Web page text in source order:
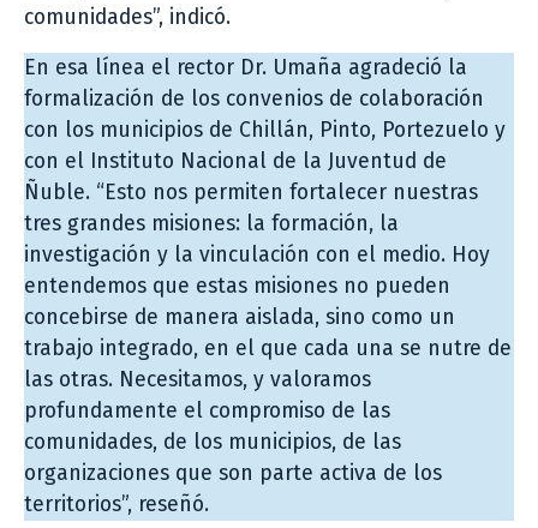
comunidades”, indicó.
En esa línea el rector Dr. Umaña agradeció la
formalización de los convenios de colaboración
con los municipios de Chillán, Pinto, Portezuelo y
con el Instituto Nacional de la Juventud de
Ñuble. “Esto nos permiten fortalecer nuestras
tres grandes misiones: la formación, la
investigación y la vinculación con el medio. Hoy
entendemos que estas misiones no pueden
concebirse de manera aislada, sino como un
trabajo integrado, en el que cada una se nutre de
las otras. Necesitamos, y valoramos
profundamente el compromiso de las
comunidades, de los municipios, de las
organizaciones que son parte activa de los
territorios”, reseñó.